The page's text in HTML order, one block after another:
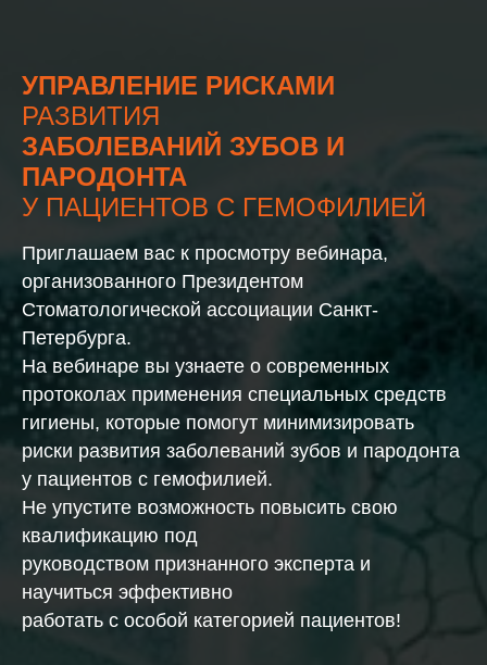
УПРАВЛЕНИЕ РИСКАМИ
РАЗВИТИЯ
ЗАБОЛЕВАНИЙ ЗУБОВ И
ПАРОДОНТА
У ПАЦИЕНТОВ С ГЕМОФИЛИЕЙ
Приглашаем вас к просмотру вебинара,
организованного Президентом
Стоматологической ассоциации Санкт-
Петербурга.
На вебинаре вы узнаете о современных
протоколах применения специальных средств
гигиены, которые помогут минимизировать
риски развития заболеваний зубов и пародонта
у пациентов с гемофилией.
Не упустите возможность повысить свою
квалификацию под
руководством признанного эксперта и
научиться эффективно
работать с особой категорией пациентов!